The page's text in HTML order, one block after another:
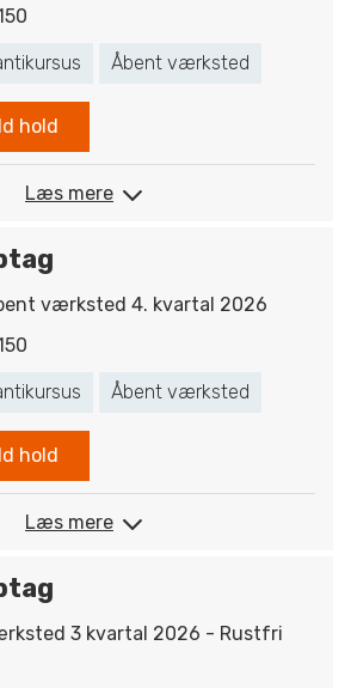
Åbent værksted
hold
Læs mere
værksted 4. kvartal 2026
Åbent værksted
hold
Læs mere
3 kvartal 2026 - Rustfri